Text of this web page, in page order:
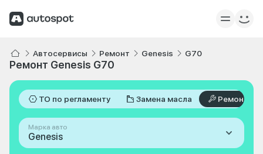
Автосервисы Ремонт Genesis G70
Ремонт Genesis G70
ТО по регламенту Замена масла Ремонт
Марка авто
Genesis